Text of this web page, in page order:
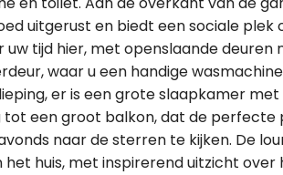
uitgerust en biedt een sociale
uw tijd hier, met openslaande deuren
waar u een handige
er is een grote slaapkamer
een groot balkon, dat de perfecte
naar de sterren te kijken. De
het huis, met inspirerend uitzicht